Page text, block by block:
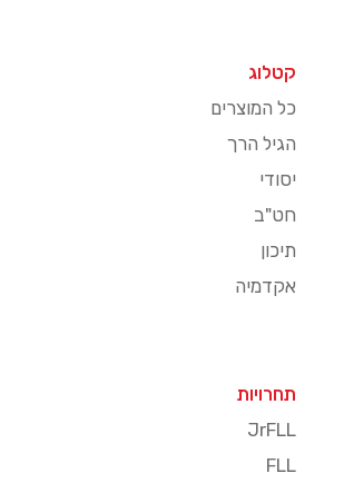
קטלוג
כל המוצרים
הגיל הרך
יסודי
חט"ב
תיכון
אקדמיה
תחרויות
JrFLL
FLL